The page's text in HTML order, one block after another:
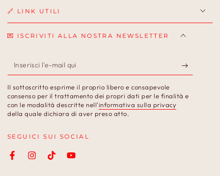
🔗 LINK UTILI
💌 ISCRIVITI ALLA NOSTRA NEWSLETTER
Inserisci
l'e-
mail
qui
Il sottoscritto esprime il proprio libero e consapevole
consenso per il trattamento dei propri dati per le finalità e
con le modalità descritte nell'informativa sulla privacy
della quale dichiara di aver preso atto.
SEGUICI SUI SOCIAL
FacebookInstagramTikTokYouTube